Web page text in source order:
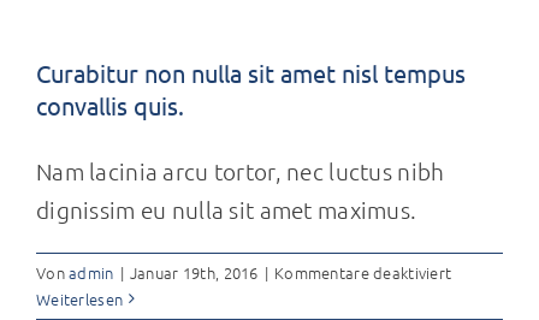
ut
Curabitur non nulla sit amet nisl tempus
convallis quis.
Nam lacinia arcu tortor, nec luctus nibh
dignissim eu nulla sit amet maximus.
Vonadmin | Januar 19th, 2016 | Kommentare deaktiviertfür
Weiterlesen